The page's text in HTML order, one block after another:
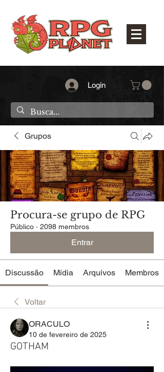
Login
Grupos
Procura-se grupo de RPG
Público · 2098 membros
Entrar
Discussão Mídia Arquivos Membros
Voltar
ORACULO
10 de fevereiro de 2025
GOTHAM